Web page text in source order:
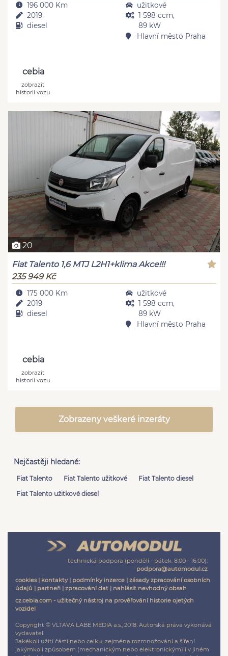
196 000 Km
2019
diesel
užitkové
1 598 ccm,
89 kW
Hlavní město Praha
cebia
zobrazit
historii vozu
20
Fiat Talento 1,6 MTJ L2H1+klima Akce!!!
235 949 Kč
175 000 Km
2019
diesel
užitkové
1 598 ccm,
89 kW
Hlavní město Praha
cebia
zobrazit
historii vozu
Zobrazeny veškeré inzeráty
Nejčastěji hledané:
Fiat Talento Fiat Talento užitkové
Fiat Talento diesel
Fiat Talento užitkové diesel
technická podpora (pondělí - pátek: 8:00 - 16:00):
podpora@automodul.cz
cookies| kontakty| podmínky inzerce | zásady zpracování osobních
údajů | partneři | zpracování dat | nahlásit nevhodný obsah
cz.cebia.com - užitečný nástroj na prověřování historie ojetých
vozidel
Copyright © VLTAVA LABE MEDIA a.s., 2018. Autorská práva vykonává
vydavatel.
Jakékoli užití části nebo celku, zejména rozmnožování a šíření
jakýmkoli způsobem (mechanickým nebo elektronickým) i v jiném